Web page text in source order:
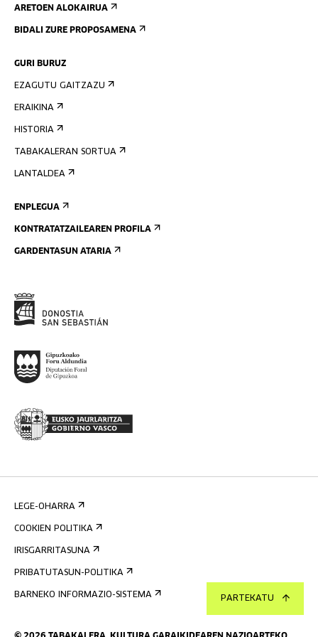
PARTEKATU
ARETOEN ALOKAIRUA
BIDALI ZURE PROPOSAMENA
GURI BURUZ
EZAGUTU GAITZAZU
ERAIKINA
HISTORIA
TABAKALERAN SORTUA
LANTALDEA
ENPLEGUA
KONTRATATZAILEAREN PROFILA
GARDENTASUN ATARIA
LEGE-OHARRA
COOKIEN POLITIKA
IRISGARRITASUNA
PRIBATUTASUN-POLITIKA
BARNEKO INFORMAZIO-SISTEMA